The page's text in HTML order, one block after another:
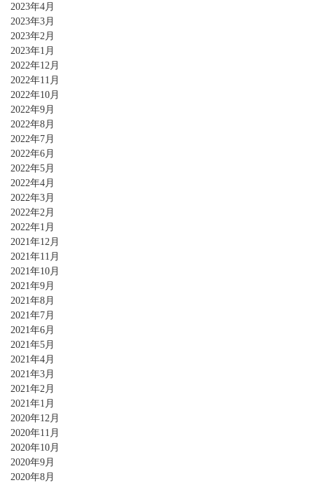
2023年4月
2023年3月
2023年2月
2023年1月
2022年12月
2022年11月
2022年10月
2022年9月
2022年8月
2022年7月
2022年6月
2022年5月
2022年4月
2022年3月
2022年2月
2022年1月
2021年12月
2021年11月
2021年10月
2021年9月
2021年8月
2021年7月
2021年6月
2021年5月
2021年4月
2021年3月
2021年2月
2021年1月
2020年12月
2020年11月
2020年10月
2020年9月
2020年8月